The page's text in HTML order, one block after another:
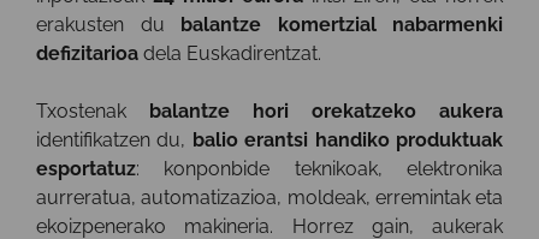
erakusten du balantze komertzial nabarmenki
defizitarioa dela Euskadirentzat.
Txostenak balantze hori orekatzeko aukera
identifikatzen du, balio erantsi handiko produktuak
esportatuz: konponbide teknikoak, elektronika
aurreratua, automatizazioa, moldeak, erremintak eta
ekoizpenerako makineria. Horrez gain, aukerak